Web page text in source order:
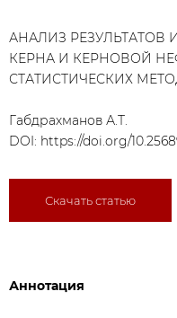
АНАЛИЗ
КЕРНА И КЕРНОВОЙ
СТАТИСТИЧЕСКИХ
Габдрахманов А.Т.
DOI: https://doi.org/
Скачать статью
Аннотация